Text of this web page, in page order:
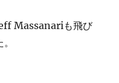
Massanariも飛び